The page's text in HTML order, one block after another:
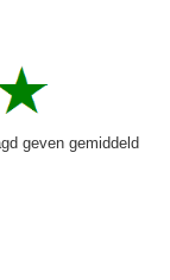
geven gemiddeld